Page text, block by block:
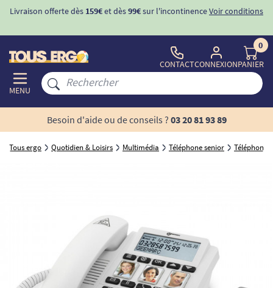
Livraison offerte dès 159€et dès99€sur l'incontinenceVoir conditions
MENU
CONTACTCONNEXION
0
PANIER
Besoin d'aide ou de conseils ? 03 20 81 93 89
Tous ergo Quotidien & Loisirs Multimédia Téléphone senior Téléphone